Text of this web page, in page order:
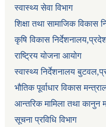
स्वास्थ्य सेवा विभाग
शिक्षा तथा सामाजिक
कृषि विकास
राष्ट्रिय योजना आयोग
स्वास्थ्य निर्देशनालय
भौतिक पूर्वाधार विकास
आन्तरिक मामिला तथा कानुन
सूचना प्रविधि विभाग